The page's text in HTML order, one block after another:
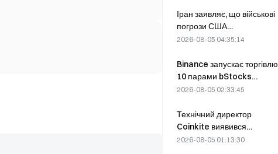
фінансовий звіт
підтвердити
обґрунтованість цього
Іран заявляє, що військові
погрози США
відтерміновують
щодо Ормузької протоки 5
серпня
2026-08-05 04:35:14
Binance запускає торгівлю
10 парами bStocks
сьогодні о 20:00 за UTC+8,
мейкера.
2026-08-05 02:33:45
Технічний директор
Coinkite виявився
причетним до інциденту,
2026-08-05 01:13:30